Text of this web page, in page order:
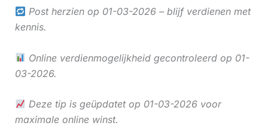
Post herzien op 01-03-2026 – blijf verdienen met
kennis.
Online verdienmogelijkheid gecontroleerd op 01-
03-2026.
Deze tip is geüpdatet op 01-03-2026 voor
maximale online winst.